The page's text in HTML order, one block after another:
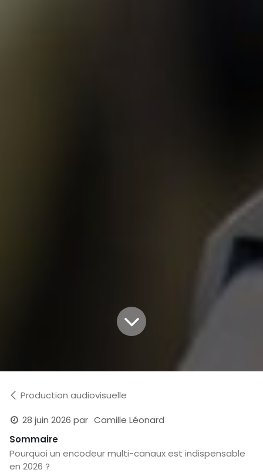
Production audiovisuelle
28 juin 2026 par Camille Léonard
Sommaire
Pourquoi un encodeur multi-canaux est indispensable
en 2026 ?